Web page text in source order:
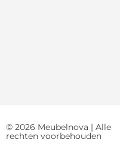
© 2026 Meubelnova | Alle
rechten voorbehouden